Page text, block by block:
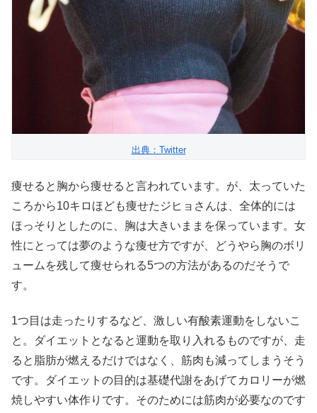
出典：Twitter
痩せると胸から痩せると言われています。が、太っていた
ころから10キロほども痩せたジヒョさんは、全体的には
ほっそりとしたのに、胸は大きいままを保っています。女
性にとっては夢のような痩せ方ですが、どうやら胸のボリ
ュームを残して痩せられる5つの方法があるのだそうで
す。
1つ目は走ったりするなど、激しい有酸素運動をしないこ
と。ダイエットとなると運動を取り入れるものですが、走
ると脂肪が燃えるだけではなく、筋肉も減ってしまうそう
です。ダイエットの目的は基礎代謝をあげてカロリーが燃
焼しやすい体作りです。そのためには筋肉が必要なのです